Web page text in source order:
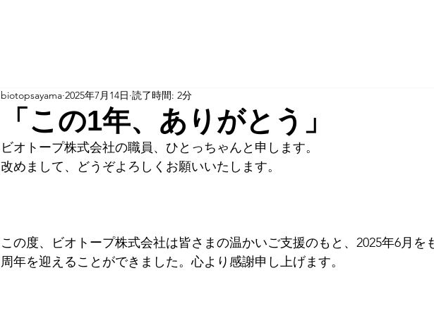
「この1年、ありがとう」
biotopsayama 2025年7月14日 読了時間: 2分
ビオトープ株式会社の職員、ひとっちゃんと申します。
改めまして、どうぞよろしくお願いいたします。
この度、ビオトープ株式会社は皆さまの温かいご支援のもと、2025年6月を
周年を迎えることができました。心より感謝申し上げます。